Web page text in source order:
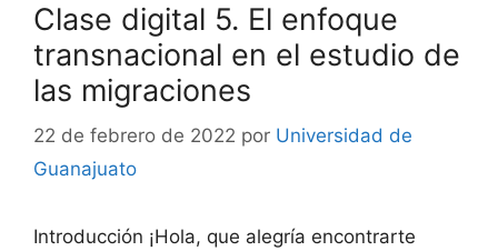
Clase digital 5. El enfoque
transnacional en el estudio de
las migraciones
22 de febrero de 2022 por Universidad de
Guanajuato
Introducción ¡Hola, que alegría encontrarte